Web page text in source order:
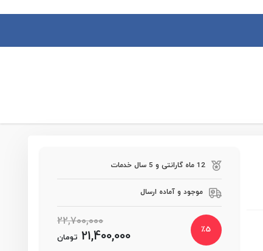
12 ماه گارانتی و 5 سال خدمات
موجود و آماده ارسال
٪5
22,700,000
21,400,000 تومان